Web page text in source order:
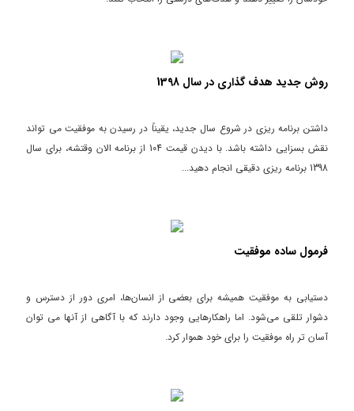
روش جدید هدف گذاری در سال 1398
داشتن برنامه ریزی در شروع سال جدید، یقیناً در رسیدن به موفقیت می تواند
نقش بسزایی داشته باشد. با دیدن قیمت 104 از برنامه الان وقتشه، برای سال
1398 برنامه ریزی دقیقی انجام دهید...
فرمول ساده موفقیت
دستیابی به موفقیت همیشه برای بعضی از انسان‌ها، امری دور از دسترس و
دشوار تلقی می‌شود. اما راهکارهایی وجود دارند که با آگاهی از آنها می توان
آسان تر راه موفقیت را برای خود هموار کرد.